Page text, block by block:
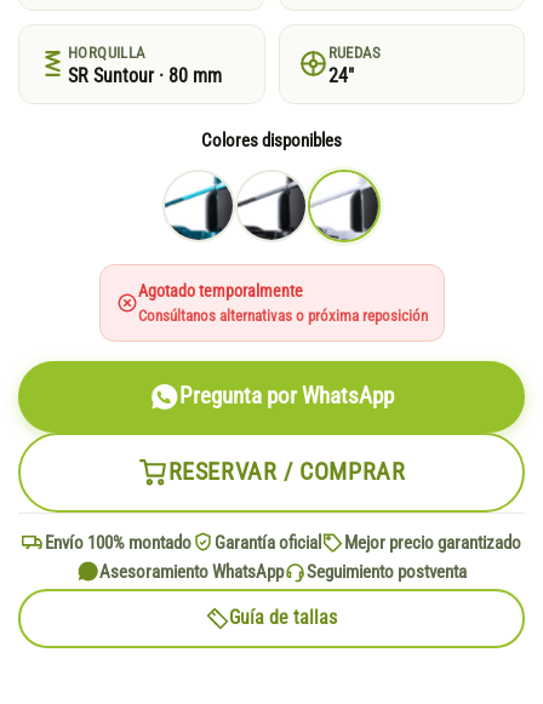
HORQUILLA
SR Suntour · 80 mm
RUEDAS
24"
Colores disponibles
Agotado temporalmente
Consúltanos alternativas o próxima reposición
RESERVAR / COMPRAR
Pregunta por WhatsApp
Envío 100% montado Garantía oficial
Mejor precio garantizado
Asesoramiento WhatsApp
Seguimiento postventa
Guía de tallas